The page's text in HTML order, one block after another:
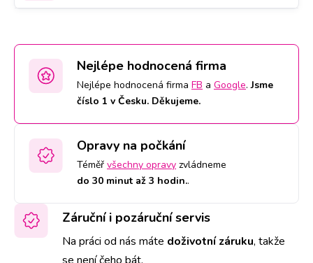
Nejlépe hodnocená firma
Nejlépe hodnocená firma FB a Google.Jsme
číslo 1 v Česku. Děkujeme.
Opravy na počkání
Téměř všechny opravy zvládneme
do 30 minut až 3 hodin..
Záruční i pozáruční servis
Na práci od nás máte doživotní záruku, takže